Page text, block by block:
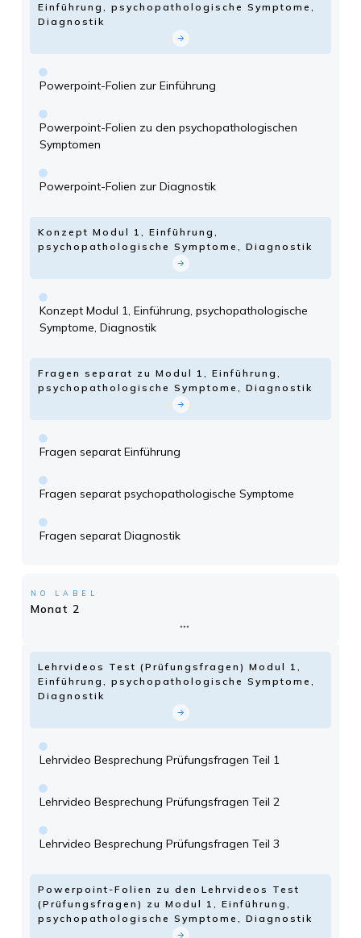
Einführung, psychopathologische Symptome,
Diagnostik
Powerpoint-Folien zur Einführung
Powerpoint-Folien zu den psychopathologischen
Symptomen
Powerpoint-Folien zur Diagnostik
Konzept Modul 1, Einführung,
psychopathologische Symptome, Diagnostik
Konzept Modul 1, Einführung, psychopathologische
Symptome, Diagnostik
Fragen separat zu Modul 1, Einführung,
psychopathologische Symptome, Diagnostik
Fragen separat Einführung
Fragen separat psychopathologische Symptome
Fragen separat Diagnostik
NO LABEL
Monat 2
Lehrvideos Test (Prüfungsfragen) Modul 1,
Einführung, psychopathologische Symptome,
Diagnostik
Lehrvideo Besprechung Prüfungsfragen Teil 1
Lehrvideo Besprechung Prüfungsfragen Teil 2
Lehrvideo Besprechung Prüfungsfragen Teil 3
Powerpoint-Folien zu den Lehrvideos Test
(Prüfungsfragen) zu Modul 1, Einführung,
psychopathologische Symptome, Diagnostik